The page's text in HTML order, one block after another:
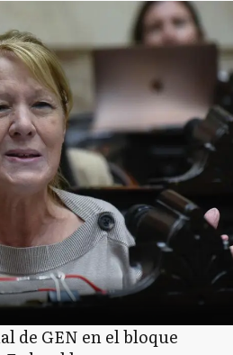
de GEN en el bloque